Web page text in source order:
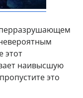
этот
наивысшую
это